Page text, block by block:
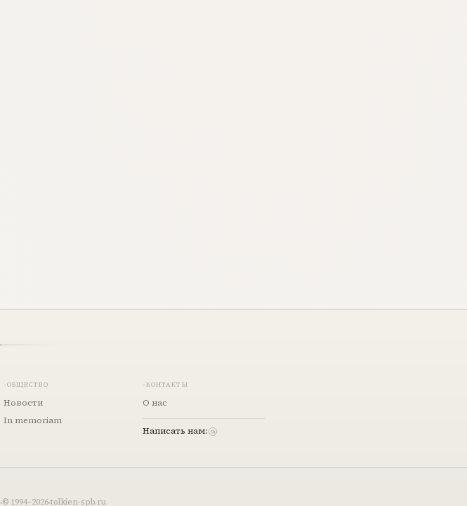
ОБЩЕСТВО
Новости
In memoriam
КОНТАКТЫ
О нас
Написать нам:
© 1994–2026 tolkien-spb.ru